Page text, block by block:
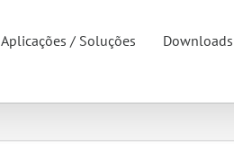
Aplicações / Soluções Downloads